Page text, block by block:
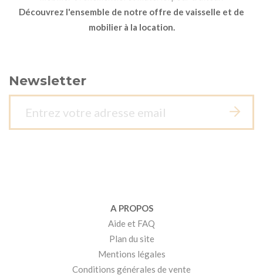
Découvrez l'ensemble de notre offre de vaisselle et de
mobilier à la location.
Newsletter
A PROPOS
Aide et FAQ
Plan du site
Mentions légales
Conditions générales de vente